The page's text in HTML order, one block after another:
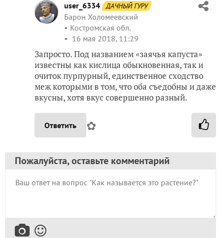
user_6334 ДАЧНЫЙ ГУРУ
Барон Холомеевский
Костромская обл.
16 мая 2018, 11:29
Запросто. Под названием «заячья капуста»
известны как кислица обыкновенная, так и
очиток пурпурный, единственное сходство
меж которыми в том, что оба съедобны и даже
вкусны, хотя вкус совершенно разный.
Ответить ✿
Пожалуйста, оставьте комментарий